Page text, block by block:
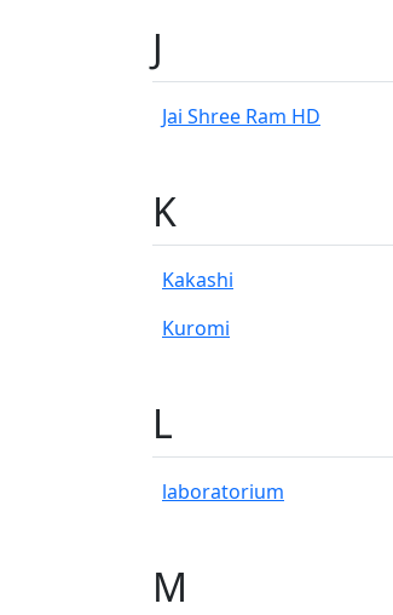
J
Jai Shree Ram HD
K
Kakashi
Kuromi
L
laboratorium
M